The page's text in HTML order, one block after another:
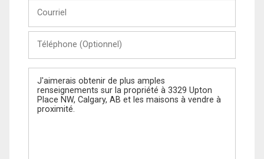
(Optionnel)
Message